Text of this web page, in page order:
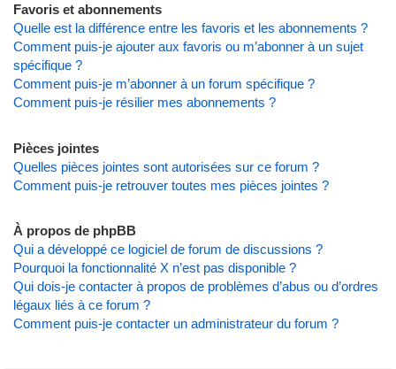
Favoris et abonnements
Quelle est la différence entre les favoris et les abonnements ?
Comment puis-je ajouter aux favoris ou m’abonner à un sujet
spécifique ?
Comment puis-je m’abonner à un forum spécifique ?
Comment puis-je résilier mes abonnements ?
Pièces jointes
Quelles pièces jointes sont autorisées sur ce forum ?
Comment puis-je retrouver toutes mes pièces jointes ?
À propos de phpBB
Qui a développé ce logiciel de forum de discussions ?
Pourquoi la fonctionnalité X n’est pas disponible ?
Qui dois-je contacter à propos de problèmes d’abus ou d’ordres
légaux liés à ce forum ?
Comment puis-je contacter un administrateur du forum ?